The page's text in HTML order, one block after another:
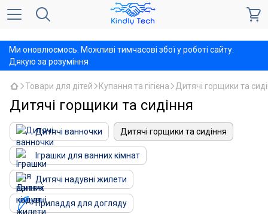
Ми оновлюємось. Можливі тимчасові збої у роботі сайту.
Дякую за розуміння
Товари для дітей Купання та гігієна Дитячі горщики та
Дитячі горщики та сидіння
Дитячі ванночки Дитячі горщики та сидіння
Іграшки для ванних кімнат
Дитячі надувні жилети
Приладдя для догляду